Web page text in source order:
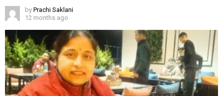
by Prachi Saklani
12 months ago